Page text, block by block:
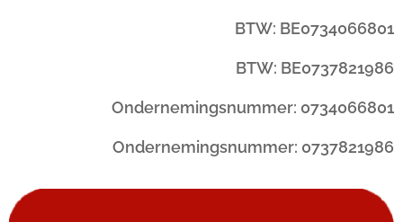
BTW: BE0734066801
BTW: BE0737821986
Ondernemingsnummer: 0734066801
Ondernemingsnummer: 0737821986